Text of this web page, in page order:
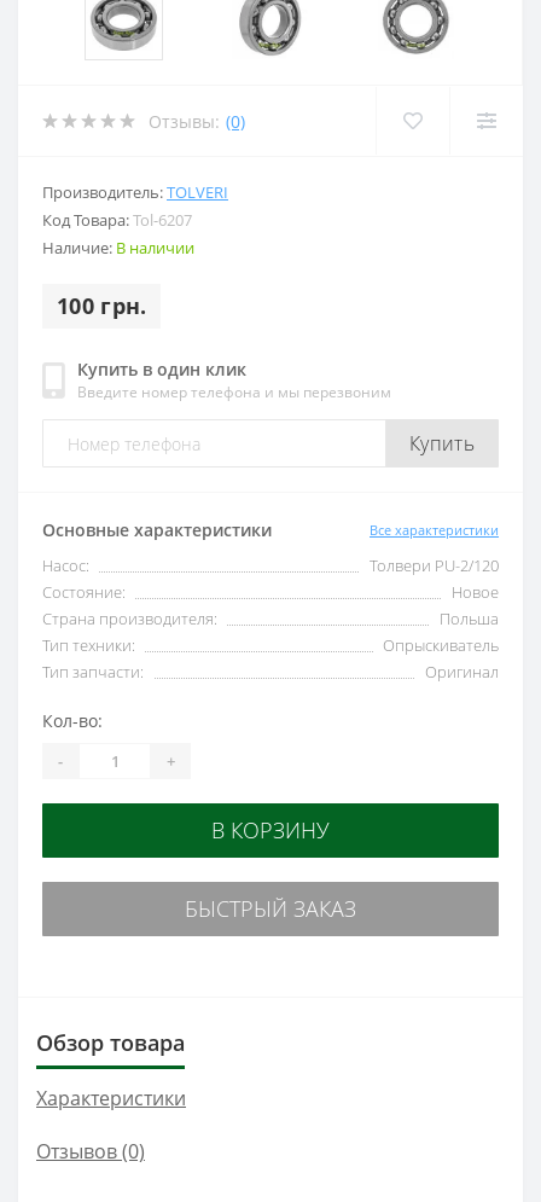
Отзывы: (0)
Производитель:TOLVERI
Код Товара:Tol-6207
Наличие: В наличии
100 грн.
Купить в один клик
Введите номер телефона и мы перезвоним
Купить
Основные характеристики Все характеристики
Насос:
Толвери PU-2/120
Состояние:
Новое
Страна производителя:
Польша
Тип техники:
Опрыскиватель
Тип запчасти:
Оригинал
Кол-во:
- +
В КОРЗИНУ
БЫСТРЫЙ ЗАКАЗ
Обзор товара
Характеристики
Отзывов (0)